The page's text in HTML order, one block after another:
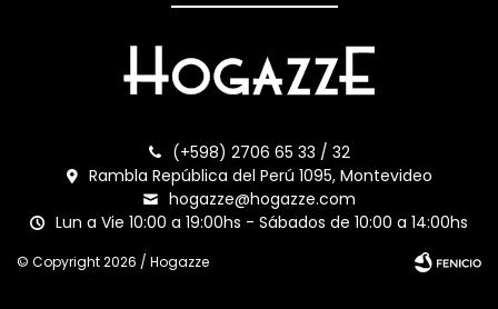
(+598) 2706 65 33 / 32
Rambla República del Perú 1095, Montevideo
hogazze@hogazze.com
Lun a Vie 10:00 a 19:00hs - Sábados de 10:00 a 14:00hs
© Copyright 2026 / Hogazze